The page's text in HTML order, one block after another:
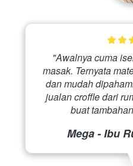
masak. Ternyata
dan mudah
jualan croffle dari
buat
Mega - Ibu